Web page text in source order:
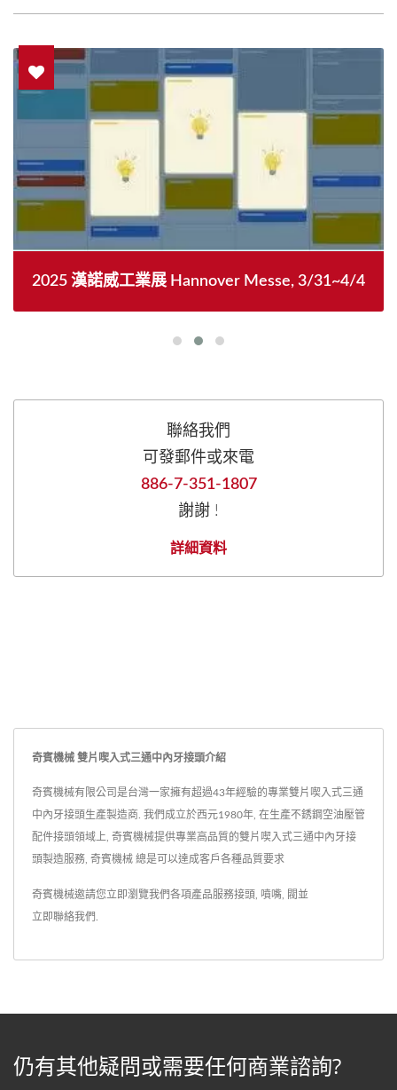
2025 漢諾威工業展 Hannover Messe, 3/31~4/4
聯絡我們
可發郵件或來電
886-7-351-1807
謝謝 !
詳細資料
奇賓機械 雙片喫入式三通中內牙接頭介紹
奇賓機械有限公司是台灣一家擁有超過43年經驗的專業雙片喫入式三通
中內牙接頭生產製造商. 我們成立於西元1980年, 在生產不銹鋼空油壓管
配件接頭領域上, 奇賓機械提供專業高品質的雙片喫入式三通中內牙接
頭製造服務, 奇賓機械 總是可以達成客戶各種品質要求
奇賓機械邀請您立即瀏覽我們各項產品服務接頭 噴嘴 閥 並
立即聯絡我們
仍有其他疑問或需要任何商業諮詢?